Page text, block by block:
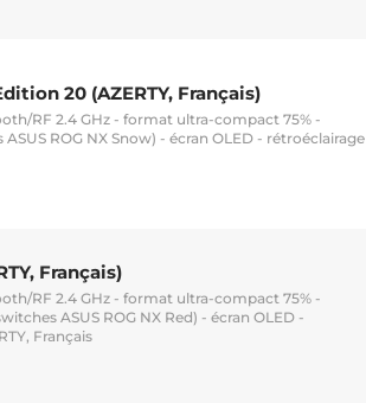
20 (AZERTY, Français)
RF 2.4 GHz - format ultra-compact 75% -
ROG NX Snow) - écran OLED - rétroéclairage
Français)
RF 2.4 GHz - format ultra-compact 75% -
ASUS ROG NX Red) - écran OLED -
Français